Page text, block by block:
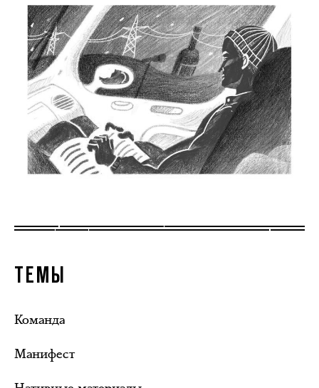
ТЕМЫ
Команда
Манифест